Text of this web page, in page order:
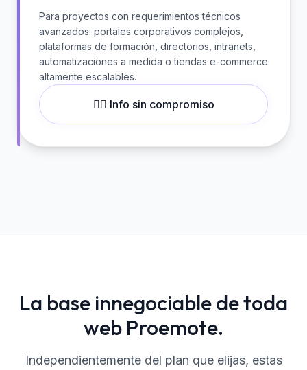
Para proyectos con requerimientos técnicos
avanzados: portales corporativos complejos,
plataformas de formación, directorios, intranets,
automatizaciones a medida o tiendas e-commerce
altamente escalables.
👉🏼 Info sin compromiso
La base innegociable de toda
web Proemote.
Independientemente del plan que elijas, estas